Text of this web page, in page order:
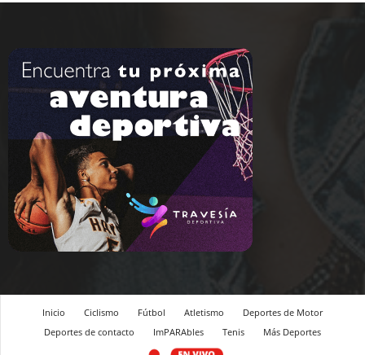
Inicio Ciclismo Fútbol Atletismo
Deportes de Motor
Deportes de contacto
ImPARAbles Tenis Más Deportes